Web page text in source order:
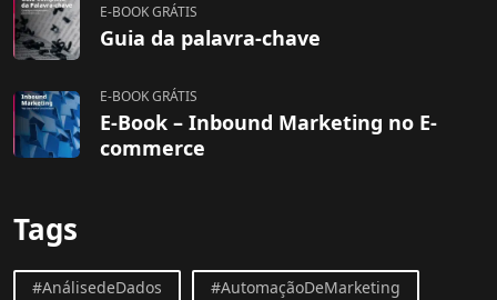
E-BOOK GRÁTIS
Guia da palavra-chave
E-BOOK GRÁTIS
E-Book – Inbound Marketing no E-
commerce
Tags
#AnálisedeDados #AutomaçãoDeMarketing